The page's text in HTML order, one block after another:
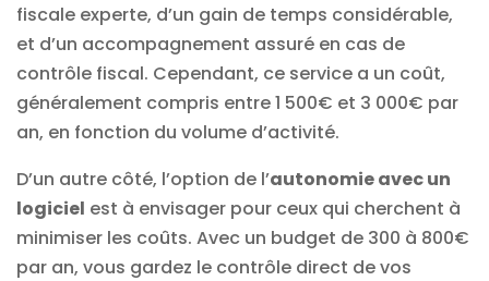
fiscale experte, d’un gain de temps considérable,
et d’un accompagnement assuré en cas de
contrôle fiscal. Cependant, ce service a un coût,
généralement compris entre 1 500€ et 3 000€ par
an, en fonction du volume d’activité.
D’un autre côté, l’option de l’autonomie avec un
logiciel est à envisager pour ceux qui cherchent à
minimiser les coûts. Avec un budget de 300 à 800€
par an, vous gardez le contrôle direct de vos